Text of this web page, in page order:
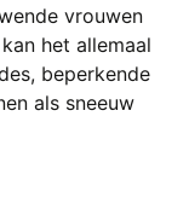
vrouwen
het allemaal
beperkende
als sneeuw